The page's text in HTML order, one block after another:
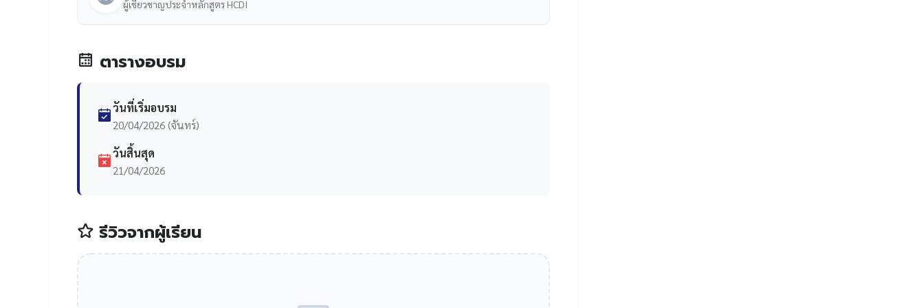
ผู้เชี่ยวชาญประจำหลักสูตร HCDI
ตารางอบรม
วันที่เริ่มอบรม
20/04/2026 (จันทร์)
วันสิ้นสุด
21/04/2026
รีวิวจากผู้เรียน